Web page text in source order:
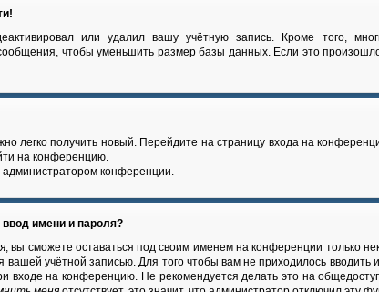
или удалил вашу учётную запись. Кроме того,
чтобы уменьшить размер базы данных. Если это
легко получить новый. Перейдите на страницу входа на
на конференцию.
администратором конференции.
имени и пароля?
, вы сможете оставаться под своим именем на конференции только
вашей учётной записью. Для того чтобы вам не приходилось
входе на конференцию. Не рекомендуется делать это на